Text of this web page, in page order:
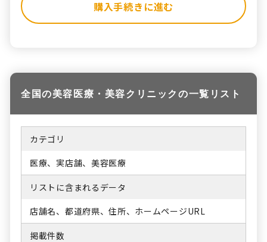
購入手続きに進む
全国の美容医療・美容クリニックの一覧リスト
カテゴリ
医療、実店舗、美容医療
リストに含まれるデータ
店舗名、都道府県、住所、ホームページURL
掲載件数